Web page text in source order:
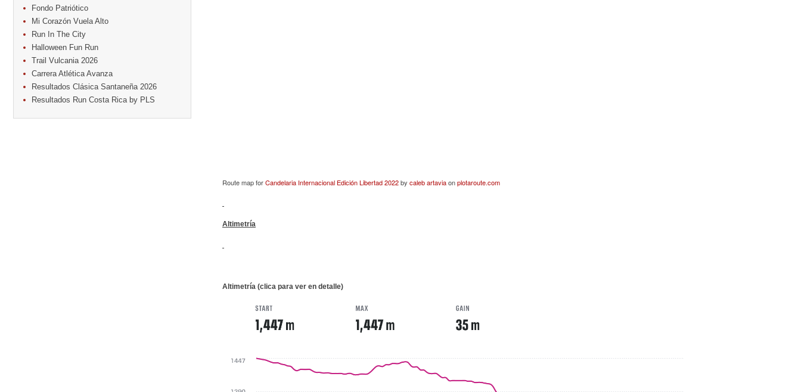
18. Casa Turire Trail Run
18. Samsung Jacó Beach Half Marathon
2026
18. Warriors Run Circuit
Run Alajuela
31. Halloween Fun Run
Noviembre
15. Entre Pan y Rosas
Fondo Patriótico
Mi Corazón Vuela Alto
Run In The City
Halloween Fun Run
Trail Vulcania 2026
Carrera Atlética Avanza
Resultados Clásica Santaneña 2026
Resultados Run Costa Rica by PLS
Route map forCandelaria Internacional Edición Libertad 2022by caleb artaviaonplotaroute.com
Altimetría
Altimetría (clica para ver en detalle)